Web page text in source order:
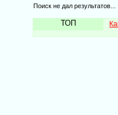
Поиск не дал результатов...
ТОП